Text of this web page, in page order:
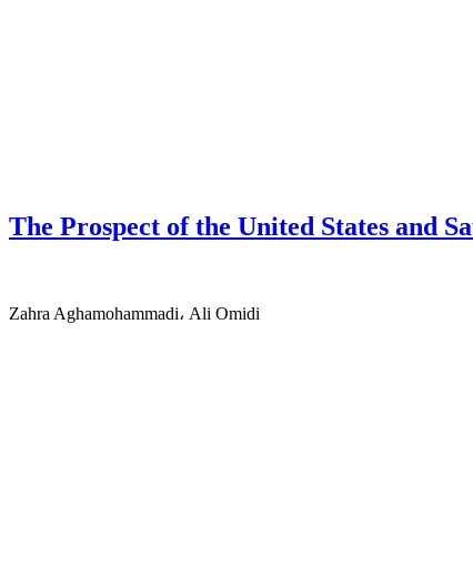
The Prospect of the United States and
Zahra Aghamohammadi، Ali Omidi